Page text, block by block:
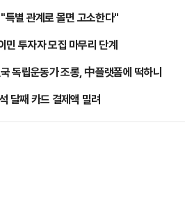
별 관계로 몰면 고소한다"
투자자 모집 마무리 단계
독립운동가 조롱, 中플랫폼에 떡하니
달째 카드 결제액 밀려